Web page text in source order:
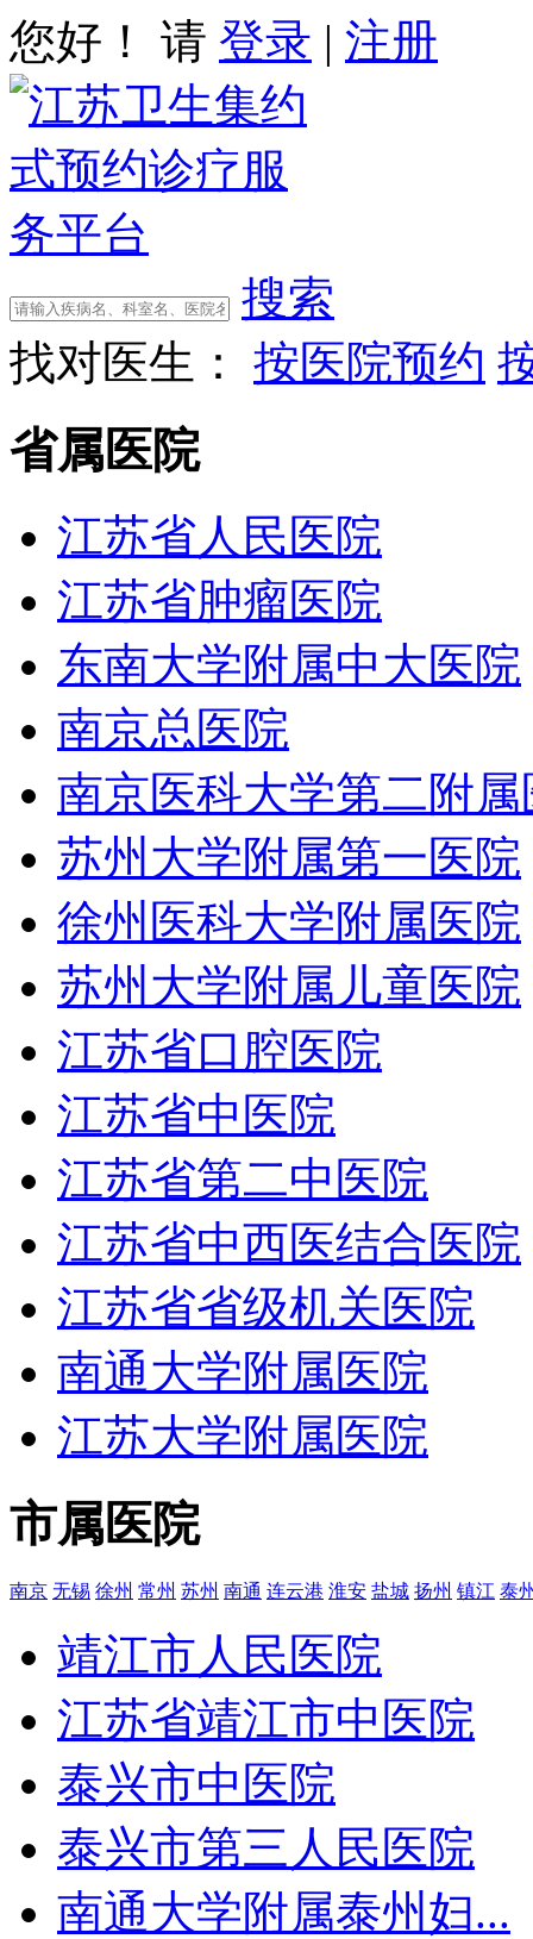
您好！ 请 登录 | 注册
搜索
找对医生：
按医院预约
省属医院
江苏省人民医院
江苏省肿瘤医院
东南大学附属中大医院
南京总医院
南京医科大学第二附属
苏州大学附属第一医院
徐州医科大学附属医院
苏州大学附属儿童医院
江苏省口腔医院
江苏省中医院
江苏省第二中医院
江苏省中西医结合医院
江苏省省级机关医院
南通大学附属医院
江苏大学附属医院
市属医院
南京 无锡 徐州 常州 苏州 南通 连云港 淮安 盐城 扬州 镇江 泰
靖江市人民医院
江苏省靖江市中医院
泰兴市中医院
泰兴市第三人民医院
南通大学附属泰州妇...